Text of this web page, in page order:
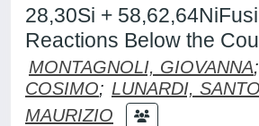
28,30Si +
Reactions Below the
MONTAGNOLI, GIOVANNA;
COSIMO; LUNARDI, SANTO
MAURIZIO